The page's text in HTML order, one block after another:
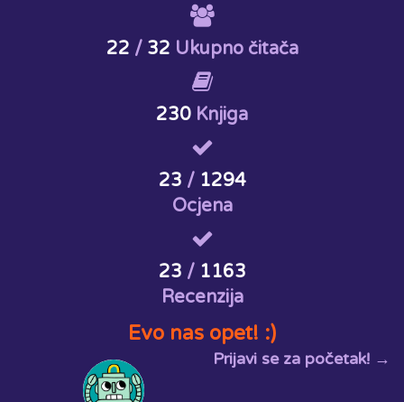
22 / 32 Ukupno čitača
230 Knjiga
23 / 1294
Ocjena
23 / 1163
Recenzija
Evo nas opet! :)
Prijavi se za početak! →